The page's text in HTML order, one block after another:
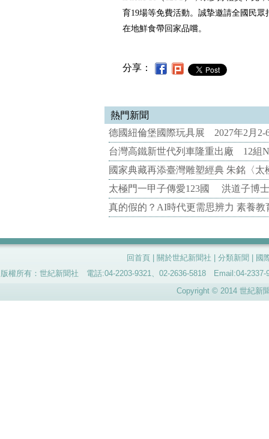
育19場等免費活動。誠摯邀請全國民
在地鮮食帶回家品嚐。
分享：
熱門新聞
德國紐倫堡國際玩具展 2027年2月2-
台灣高鐵新世代列車隆重出廠 12組
國家典藏再添臺灣雕塑經典 朱銘〈
太極門一甲子傳愛123國 洪道子博
真的假的？AI時代更需思辨力 素養
回首頁 關於世紀新聞社 分類新聞
國
版權所有：世紀新聞社 電話:04-2203-9321、02-2636-5818 Email:04-
Copyright © 2014 世紀新